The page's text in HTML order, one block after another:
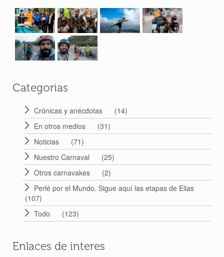
Categorias
Crónicas y anécdotas
(14)
En otros medios
(31)
Noticias
(71)
Nuestro Carnaval
(25)
Otros carnavakes
(2)
Perlé por el Mundo. Sigue aquí las etapas de Elias
(107)
Todo
(123)
Enlaces de interes